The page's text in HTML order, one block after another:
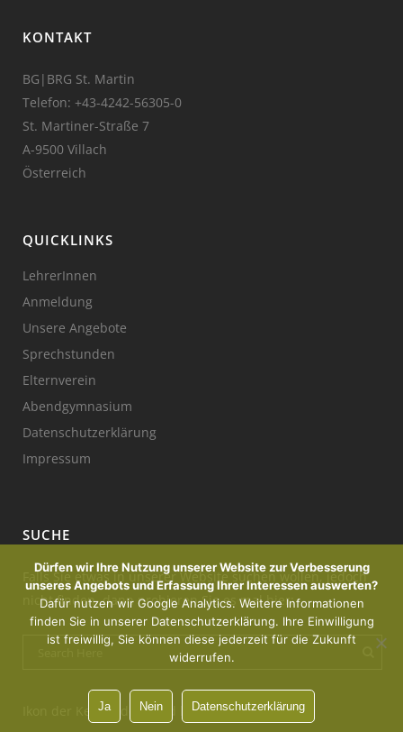
KONTAKT
BG|BRG St. Martin
Telefon: +43-4242-56305-0
St. Martiner-Straße 7
A-9500 Villach
Österreich
QUICKLINKS
LehrerInnen
Anmeldung
Unsere Angebote
Sprechstunden
Elternverein
Abendgymnasium
Datenschutzerklärung
Impressum
SUCHE
Falls Sie etwas in unserer Website suchen wollen, jedoch
nicht finden, dann probieren Sie es mal hier:
Ikon der Kerze : designed by Freepik
Dürfen wir Ihre Nutzung unserer Website zur Verbesserung
unseres Angebots und Erfassung Ihrer Interessen auswerten?
Dafür nutzen wir Google Analytics. Weitere Informationen
finden Sie in unserer Datenschutzerklärung. Ihre Einwilligung
ist freiwillig, Sie können diese jederzeit für die Zukunft
widerrufen.
Ja Nein Datenschutzerklärung